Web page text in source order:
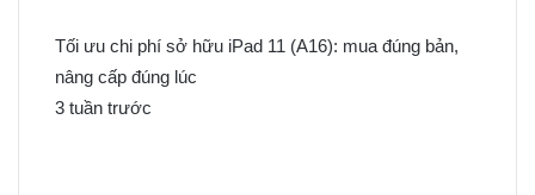
Tối ưu chi phí sở hữu iPad 11 (A16): mua đúng bản,
nâng cấp đúng lúc
3 tuần trước